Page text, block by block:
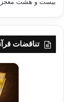
بیست و هشت
تناقضات